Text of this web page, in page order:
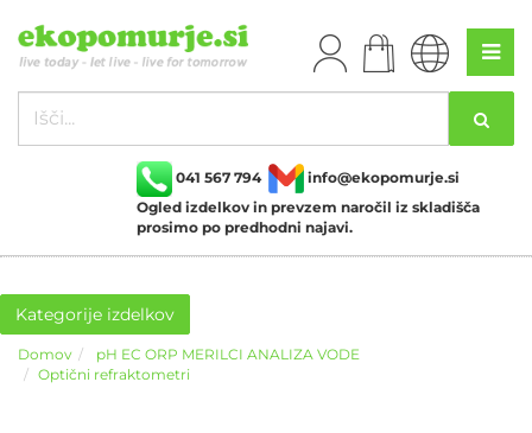
041 567 794
info@ekopomurje.si
Ogled izdelkov in prevzem naročil iz skladišča
prosimo po predhodni najavi.
Kategorije izdelkov
Domov
pH EC ORP MERILCI ANALIZA VODE
Optični refraktometri